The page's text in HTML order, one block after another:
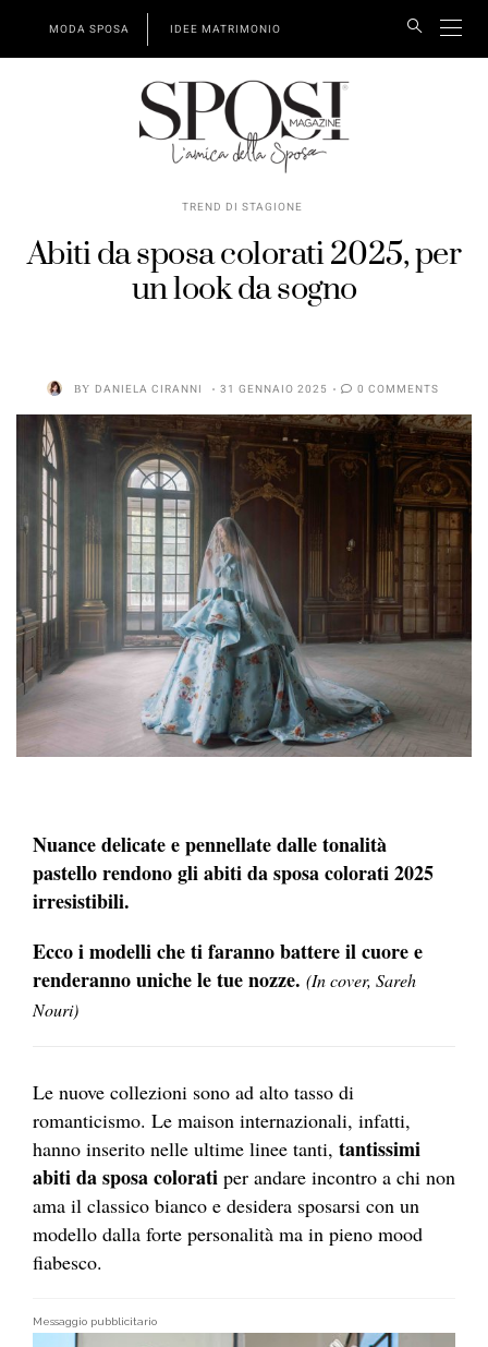
MODA SPOSA IDEE MATRIMONIO
TREND DI STAGIONE
Abiti da sposa colorati 2025, per
un look da sogno
BY DANIELA CIRANNI 31 GENNAIO 2025 0 COMMENTS
Nuance delicate e pennellate dalle tonalità
pastello rendono gli abiti da sposa colorati 2025
irresistibili.
Ecco i modelli che ti faranno battere il cuore e
renderanno uniche le tue nozze. (In cover, Sareh
Nouri)
Le nuove collezioni sono ad alto tasso di
romanticismo. Le maison internazionali, infatti,
hanno inserito nelle ultime linee tanti, tantissimi
abiti da sposa colorati per andare incontro a chi non
ama il classico bianco e desidera sposarsi con un
modello dalla forte personalità ma in pieno mood
fiabesco.
Messaggio pubblicitario